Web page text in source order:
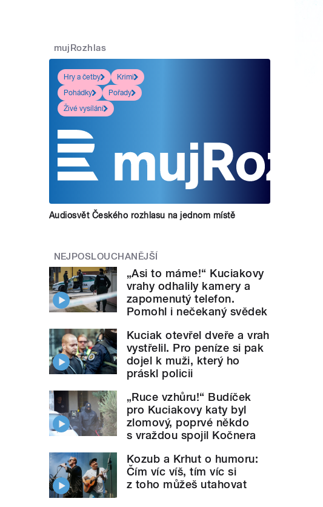
mujRozhlas
Hry a četby
Krimi
Pohádky
Pořady
Živé vysílání
Audiosvět Českého rozhlasu na jednom místě
NEJPOSLOUCHANĚJŠÍ
„Asi to máme!“ Kuciakovy
vrahy odhalily kamery a
zapomenutý telefon.
Pomohl i nečekaný svědek
Kuciak otevřel dveře a vrah
vystřelil. Pro peníze si pak
dojel k muži, který ho
práskl policii
„Ruce vzhůru!“ Budíček
pro Kuciakovy katy byl
zlomový, poprvé někdo
s vraždou spojil Kočnera
Kozub a Krhut o humoru:
Čím víc víš, tím víc si
z toho můžeš utahovat